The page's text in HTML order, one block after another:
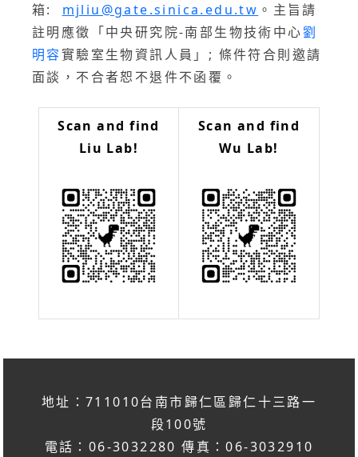
箱: mjliu@gate.sinica.edu.tw 。主旨請
註明應徵「中央研究院-南部生物技術中心劉
明容實驗室生物資訊人員」; 條件符合則邀請
面談，不合者恕不退件不函覆。
Scan and find
Liu Lab!
Scan and find
Wu Lab!
地址：711010台南市歸仁區歸仁十三路一
段100號
電話：06-3032280 傳真：06-3032910